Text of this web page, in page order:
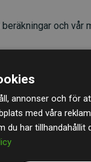
och vår
arbetssätt ger
annonser och för
med våra
du har tillhandahållit